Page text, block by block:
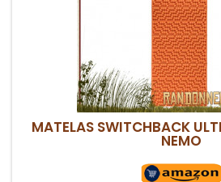
MATELAS SWITCHBACK
NEMO